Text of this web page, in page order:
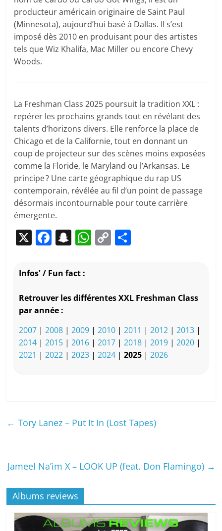
producteur américain originaire de Saint Paul
(Minnesota), aujourd’hui basé à Dallas. Il s’est
imposé dès 2010 en produisant pour des artistes
tels que Wiz Khalifa, Mac Miller ou encore Chevy
Woods.
La Freshman Class 2025 poursuit la tradition XXL :
repérer les prochains grands tout en révélant des
talents d’horizons divers. Elle renforce la place de
Chicago et de la Californie, tout en donnant un
coup de projecteur sur des scènes moins exposées
comme la Floride, le Maryland ou l’Arkansas. Le
principe ? Une carte géographique du rap US
contemporain, révélée au fil d’un point de passage
désormais incontournable pour toute carrière
émergente.
X F
c
b
o
o
k
S
a
c
at
W
A
p
C
Li
k
er
Infos' / Fun fact :
Retrouver les différentes XXL Freshman Class
par année :
2007 |2008 |2009 |2010 |2011 |2012 |2013 |
2014 |2015 |2016 |2017 |2018 |2019 |2020 |
2021 |2022 |2023 |2024 |2025 |2026
← Tory Lanez – Put It In (Lost Tapes)
Jameel Na’im X – LOOK UP (feat. Don Flamingo) →
Albums reviews